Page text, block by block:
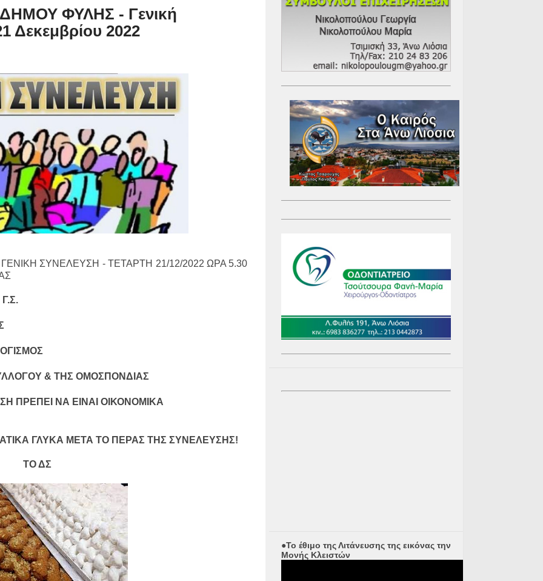
ΦΥΛΗΣ - Γενική
Δεκεμβρίου 2022
ΣΥΝΕΛΕΥΣΗ - ΤΕΤΑΡΤΗ 21/12/2022 ΩΡΑ 5.30
& ΤΗΣ ΟΜΟΣΠΟΝΔΙΑΣ
ΠΡΕΠΕΙ ΝΑ ΕΙΝΑΙ ΟΙΚΟΝΟΜΙΚΑ
ΓΛΥΚΑ ΜΕΤΑ ΤΟ ΠΕΡΑΣ ΤΗΣ ΣΥΝΕΛΕΥΣΗΣ!
ΤΟ ΔΣ
●Το έθιμο της Λιτάνευσης της εικόνας την
Μονής Κλειστών